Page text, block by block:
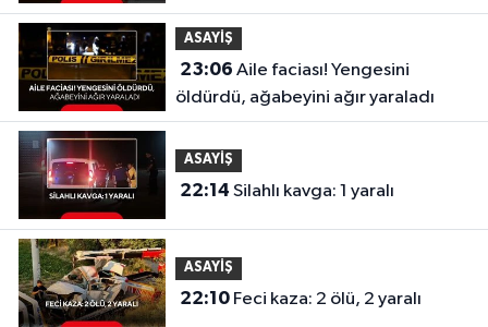
ASAYİŞ
23:06
öldürdü, ağabeyini ağır yaraladı
ASAYİŞ
22:14 Silahlı kavga: 1 yaralı
ASAYİŞ
22:10 Feci kaza: 2 ölü, 2 yaralı